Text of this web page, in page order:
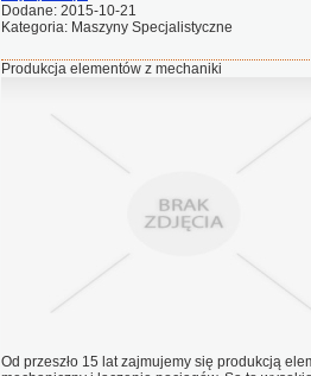
Dodane: 2015-10-21
Kategoria: Maszyny Specjalistyczne
Produkcja elementów z mechaniki
Od przeszło 15 lat zajmujemy się produkcją